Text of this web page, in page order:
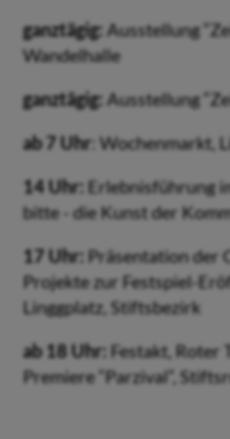
ganztägig: Ausstellung
Wandelhalle
ganztägig: Ausstellung
ab 7 Uhr: Wochenmarkt,
14 Uhr: Erlebnisführung
bitte - die Kunst der
17 Uhr: Präsentation der
Projekte zur Festspiel-
Linggplatz, Stiftsbezirk
ab 18 Uhr: Festakt, Roter
Premiere “Parzival”,